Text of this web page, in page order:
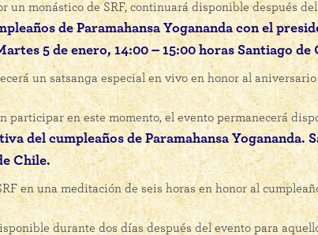
un monástico de SRF, continuará disponible después
de Paramahansa Yogananda con el
5 de enero, 14:00 – 15:00 horas Santiago de
un satsanga especial en vivo en honor al
participar en este momento, el evento permanecerá
del cumpleaños de Paramahansa Yogananda.
Chile.
en una meditación de seis horas en honor al
durante dos días después del evento para